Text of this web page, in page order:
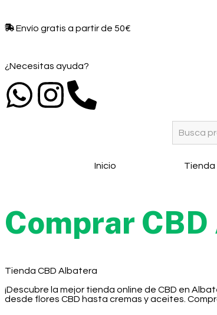
Envío gratis a partir de 50€​
¿Necesitas ayuda?
Inicio Tienda
Comprar
Tienda CBD Albatera
¡Descubre la mejor tienda online de CBD en
desde flores CBD hasta cremas y aceites.